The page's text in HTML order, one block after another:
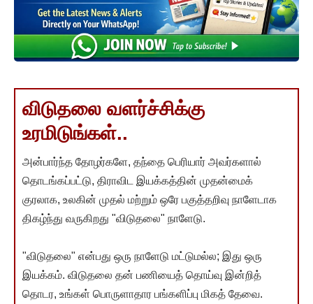
விடுதலை வளர்ச்சிக்கு
உரமிடுங்கள்..
அன்பார்ந்த தோழர்களே, தந்தை பெரியார் அவர்களால்
தொடங்கப்பட்டு, திராவிட இயக்கத்தின் முதன்மைக்
குரலாக, உலகின் முதல் மற்றும் ஒரே பகுத்தறிவு நாளேடாக
திகழ்ந்து வருகிறது "விடுதலை" நாளேடு.
"விடுதலை" என்பது ஒரு நாளேடு மட்டுமல்ல; இது ஒரு
இயக்கம். விடுதலை தன் பணியைத் தொய்வு இன்றித்
தொடர, உங்கள் பொருளாதார பங்களிப்பு மிகத் தேவை.